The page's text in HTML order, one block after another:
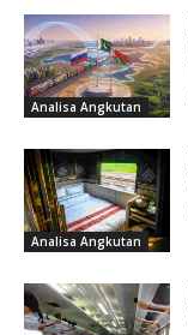
Analisa Angkutan
Analisa Angkutan